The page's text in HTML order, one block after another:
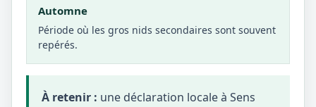
Automne
Période où les gros nids secondaires sont souvent
repérés.
À retenir : une déclaration locale à Sens